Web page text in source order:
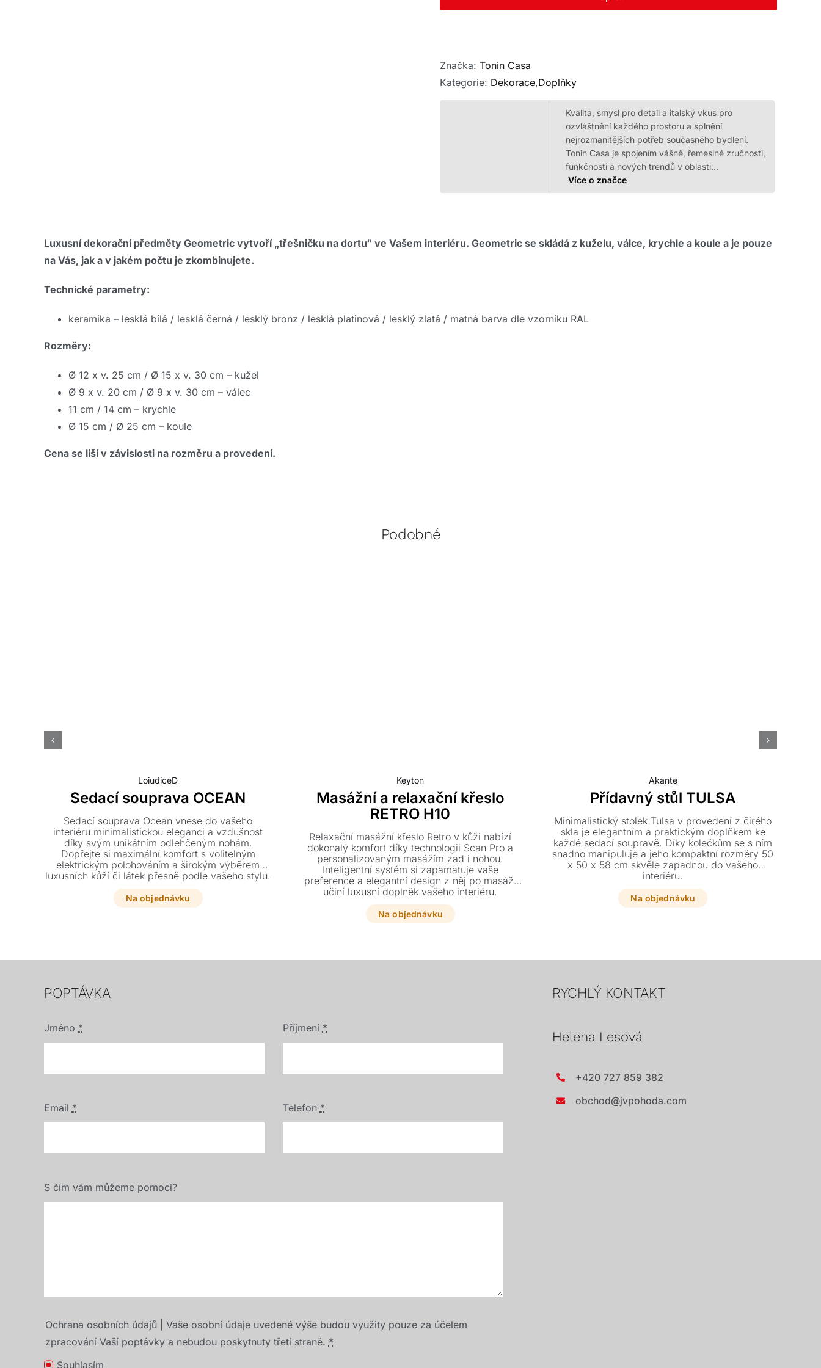
Značka: Tonin Casa
Kategorie: Dekorace,Doplňky
Kvalita, smysl pro detail a italský vkus pro
ozvláštnění každého prostoru a splnění
nejrozmanitějších potřeb současného bydlení.
Tonin Casa je spojením vášně, řemeslné zručnosti,
funkčnosti a nových trendů v oblasti…
Více o značce
Luxusní dekorační předměty Geometric vytvoří „třešničku na dortu“ ve Vašem interiéru. Geometric se skládá z kuželu, válce, krychle a koule a je pouze
na Vás, jak a v jakém počtu je zkombinujete.
Technické parametry:
keramika – lesklá bílá / lesklá černá / lesklý bronz / lesklá platinová / lesklý zlatá / matná barva dle vzorníku RAL
Rozměry:
Ø 12 x v. 25 cm / Ø 15 x v. 30 cm – kužel
Ø 9 x v. 20 cm / Ø 9 x v. 30 cm – válec
11 cm / 14 cm – krychle
Ø 15 cm / Ø 25 cm – koule
Cena se liší v závislosti na rozměru a provedení.
Podobné
LoiudiceD
Sedací souprava OCEAN
Sedací souprava Ocean vnese do vašeho
interiéru minimalistickou eleganci a vzdušnost
díky svým unikátním odlehčeným nohám.
Dopřejte si maximální komfort s volitelným
elektrickým polohováním a širokým výběrem
luxusních kůží či látek přesně podle vašeho stylu.
Tento variabilní model lze přizpovat vašim
rozměrům a doplnit o stylové křeslo nebo taburet.
Na objednávku
Keyton
Masážní a relaxační křeslo
RETRO H10
Relaxační masážní křeslo Retro v kůži nabízí
dokonalý komfort díky technologii Scan Pro a
personalizovaným masážím zad i nohou.
Inteligentní systém si zapamatuje vaše
preference a elegantní design z něj po masáži
učiní luxusní doplněk vašeho interiéru.
Na objednávku
Akante
Přídavný stůl TULSA
Minimalistický stolek Tulsa v provedení z čirého
skla je elegantním a praktickým doplňkem ke
každé sedací soupravě. Díky kolečkům se s ním
snadno manipuluje a jeho kompaktní rozměry 50
x 50 x 58 cm skvěle zapadnou do vašeho
interiéru.
Na objednávku
POPTÁVKA
Jméno * Příjmení *
Email * Telefon *
S čím vám můžeme pomoci?
Ochrana osobních údajů | Vaše osobní údaje uvedené výše budou využity pouze za účelem
zpracování Vaší poptávky a nebudou poskytnuty třetí straně. *
Souhlasím
RYCHLÝ KONTAKT
Helena Lesová
+420 727 859 382
obchod@jvpohoda.com